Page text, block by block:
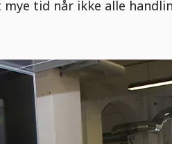
tid når ikke alle